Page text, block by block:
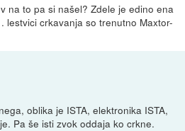
na to pa si našel? Zdele je edino ena
lestvici crkavanja so trenutno Maxtor-
oblika je ISTA, elektronika ISTA,
Pa še isti zvok oddaja ko crkne.